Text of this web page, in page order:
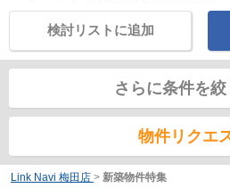
検討リストに追加
さらに条件を
物件リクエ
Link Navi 梅田店 > 新築物件特集